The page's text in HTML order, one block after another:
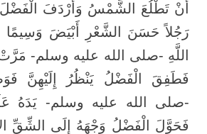
أَنْ تَطْلُعَ الشَّمْسُ وَأَرْدَفَ
رَجُلاً حَسَنَ الشَّعْرِ أَبْيَضَ وَسِيمًا
اللَّهِ -صلى الله عليه وسلم-
فَطَفِقَ الْفَضْلُ يَنْظُرُ إِلَيْهِنَّ
-صلى الله عليه وسلم- يَدَهُ
فَحَوَّلَ الْفَضْلُ وَجْهَهُ إِلَى الشِّقِّ